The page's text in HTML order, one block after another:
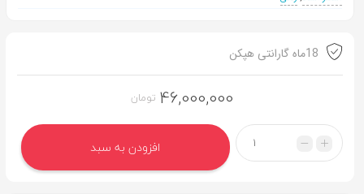
خود
به
18ماه گارانتی هپکن
تومان 46,000,000
افزودن به سبد